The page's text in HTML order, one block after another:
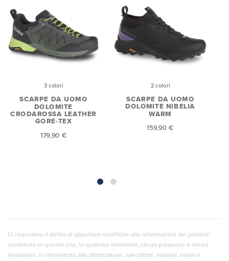
3 colori
SCARPE DA UOMO
DOLOMITE
CRODAROSSA LEATHER
GORE-TEX
179,90 €
2 colori
SCARPE DA UOMO
DOLOMITE NIBELIA
WARM
159,90 €
Ci riserviamo il diritto di apportare modifiche alle informazioni dei prodotti
contenute in questo sito, in qualsiasi momento, senza preavviso e senza
limitazioni, in riferimento alle attrezzature, specifiche, modelli, colori e